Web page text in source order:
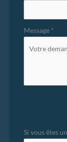
Message *
Si vous êtes